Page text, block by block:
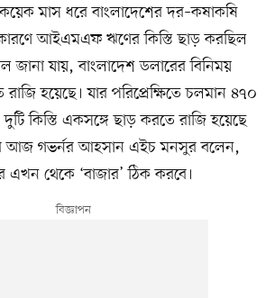
মাস ধরে বাংলাদেশের দর–কষাকষি
আইএমএফ ঋণের কিস্তি ছাড় করছিল
জানা যায়, বাংলাদেশ ডলারের বিনিময়
হয়েছে। যার পরিপ্রেক্ষিতে চলমান ৪৭০
কিস্তি একসঙ্গে ছাড় করতে রাজি হয়েছে
গভর্নর আহসান এইচ মনসুর বলেন,
এখন থেকে ‘বাজার’ ঠিক করবে।